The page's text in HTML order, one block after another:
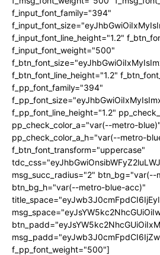
f_input_font_family="394"
f_input_font_line_height="1.2"
f_input_font_weight="500"
f_btn_font_line_height="1.2"
f_pp_font_family="394"
f_pp_font_line_height="1.2"
pp_check_color_a="var(--metro-blue)"
pp_check_color_a_h="var(--metro-
f_btn_font_transform="uppercase"
msg_succ_radius="2" btn_bg="var(--
btn_bg_h="var(--metro-blue-acc)"
f_pp_font_weight="500"]